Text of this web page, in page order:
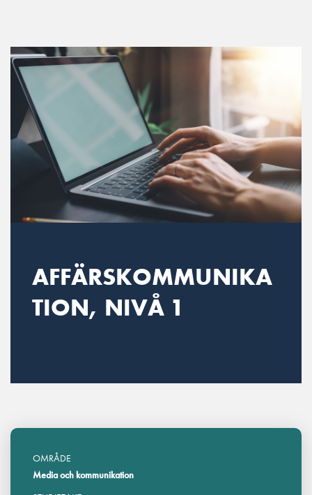
Main Navigation
AFFÄRSKOMMUNIKA
TION, NIVÅ 1
OMRÅDE
Media och kommunikation